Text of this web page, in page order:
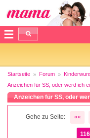
Startseite Forum
Anzeichen für SS, oder werd ich
Anzeichen für SS, oder
Gehe zu Seite: ««
116